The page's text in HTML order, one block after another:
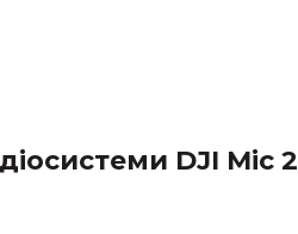
DJI Mic 2